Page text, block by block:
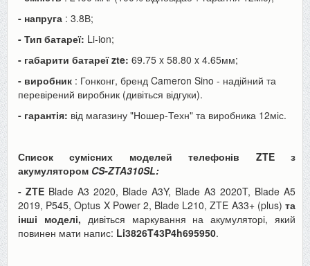
- напруга : 3.8В;
- Тип батареї: Li-ion;
- габарити батареї zte: 69.75 x 58.80 x 4.65мм;
- виробник : Гонконг, бренд Cameron Sino - надійний та
перевірений виробник (дивіться відгуки).
- гарантія: від магазину "Ношер-Техн" та виробника 12міс.
Список сумісних моделей телефонів ZTE з
акумулятором CS-ZTA310SL:
- ZTE Blade A3 2020, Blade A3Y, Blade A3 2020T, Blade A5
2019, P545, Optus X Power 2, Blade L210, ZTE A33+ (plus) та
інші моделі, дивіться маркування на акумуляторі, який
повинен мати напис: Li3826T43P4h695950.